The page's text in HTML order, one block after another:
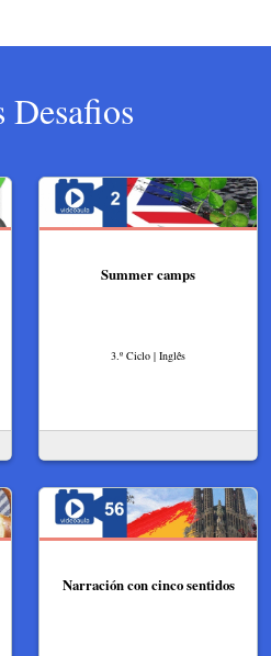
Desafios
Summer camps
3.º Ciclo | Inglês
Narración con cinco sentidos